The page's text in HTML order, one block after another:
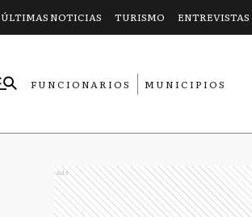
ÚLTIMAS NOTICIAS TURISMO ENTREVISTAS
FUNCIONARIOS
MUNICIPIOS
Ads